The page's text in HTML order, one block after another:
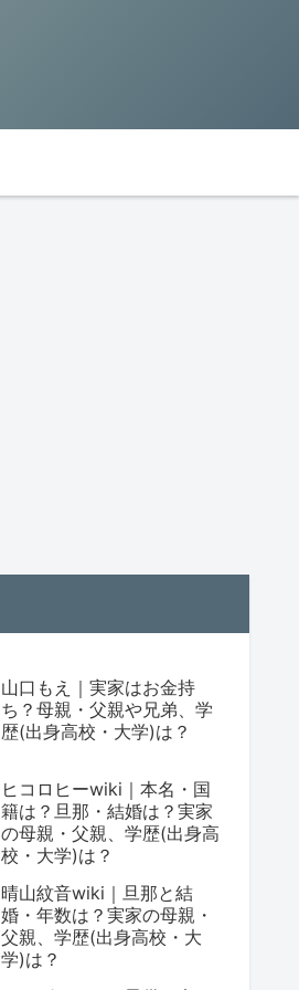
山口もえ｜実家はお金持
ち？母親・父親や兄弟、学
歴(出身高校・大学)は？
ヒコロヒーwiki｜本名・国
籍は？旦那・結婚は？実家
の母親・父親、学歴(出身高
校・大学)は？
晴山紋音wiki｜旦那と結
婚・年数は？実家の母親・
父親、学歴(出身高校・大
学)は？